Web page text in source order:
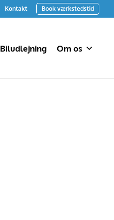
Kontakt Book værkstedstid
Biludlejning Om os